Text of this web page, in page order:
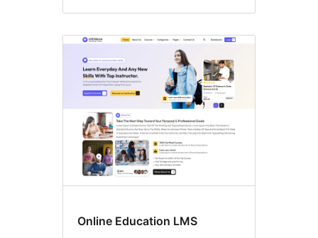
Online Education LMS